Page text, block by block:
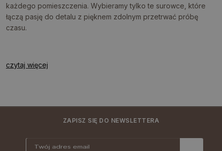
każdego pomieszczenia. Wybieramy tylko te surowce, które
łączą pasję do detalu z pięknem zdolnym przetrwać próbę
czasu.
czytaj więcej
ZAPISZ SIĘ DO NEWSLETTERA